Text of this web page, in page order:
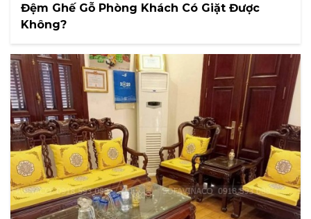
Đệm Ghế Gỗ Phòng Khách Có Giặt Được
Không?